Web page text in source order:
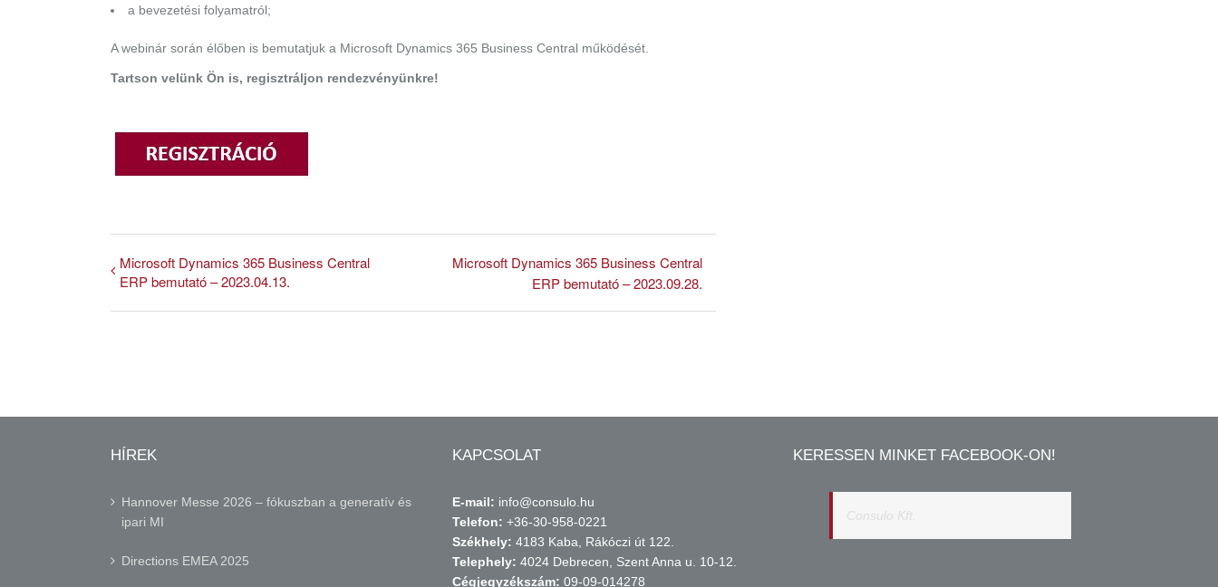
a bevezetési folyamatról;
A webinár során élőben is bemutatjuk a Microsoft Dynamics 365 Business Central működését.
Tartson velünk Ön is, regisztráljon rendezvényünkre!
Microsoft Dynamics 365 Business Central
ERP bemutató – 2023.04.13.
Microsoft Dynamics 365 Business Central
ERP bemutató – 2023.09.28.
HÍREK
Hannover Messe 2026 – fókuszban a generatív és
ipari MI
Directions EMEA 2025
KAPCSOLAT
E-mail: info@consulo.hu
Telefon: +36-30-958-0221
Székhely: 4183 Kaba, Rákóczi út 122.
Telephely: 4024 Debrecen, Szent Anna u. 10-12.
Cégjegyzékszám: 09-09-014278
KERESSEN MINKET FACEBOOK-ON!
Consulo Kft.